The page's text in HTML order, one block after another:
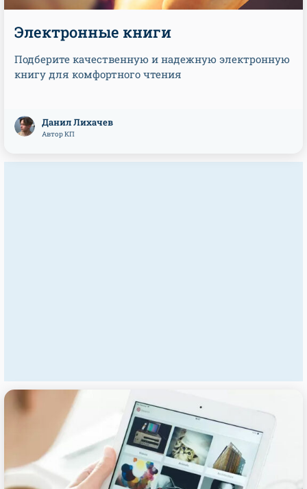
Электронные книги
Подберите качественную и надежную электронную
книгу для комфортного чтения
Данил Лихачев
Автор КП